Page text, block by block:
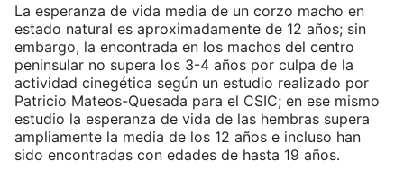
La esperanza de vida media de un corzo macho en
estado natural es aproximadamente de 12 años; sin
embargo, la encontrada en los machos del centro
peninsular no supera los 3-4 años por culpa de la
actividad cinegética según un estudio realizado por
Patricio Mateos-Quesada para el CSIC; en ese mismo
estudio la esperanza de vida de las hembras supera
ampliamente la media de los 12 años e incluso han
sido encontradas con edades de hasta 19 años.